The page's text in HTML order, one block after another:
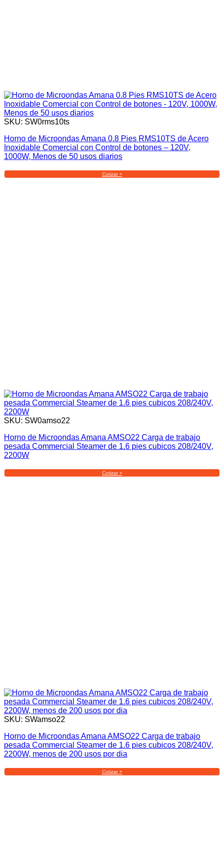
SKU: SW0rms10ts
Horno de Microondas Amana 0.8 Pies RMS10TS de Acero
Inoxidable Comercial con Control de botones – 120V,
1000W, Menos de 50 usos diarios
Cotizar +
SKU: SW0amso22
Horno de Microondas Amana AMSO22 Carga de trabajo
pesada Commercial Steamer de 1.6 pies cubicos 208/240V,
2200W
Cotizar +
SKU: SWamso22
Horno de Microondas Amana AMSO22 Carga de trabajo
pesada Commercial Steamer de 1.6 pies cubicos 208/240V,
2200W, menos de 200 usos por dia
Cotizar +